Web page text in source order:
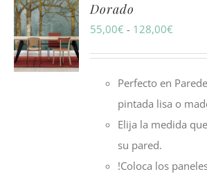
SELECCIONAR
OPCIONES
ESTE
PRODUCTO
TIENE
MÚLTIPLES
Dorado
55,00€ - 128,00€
desde
55,00€
hasta
Perfecto en
pintada lisa o
Elija la medida
su pared.
!Coloca los